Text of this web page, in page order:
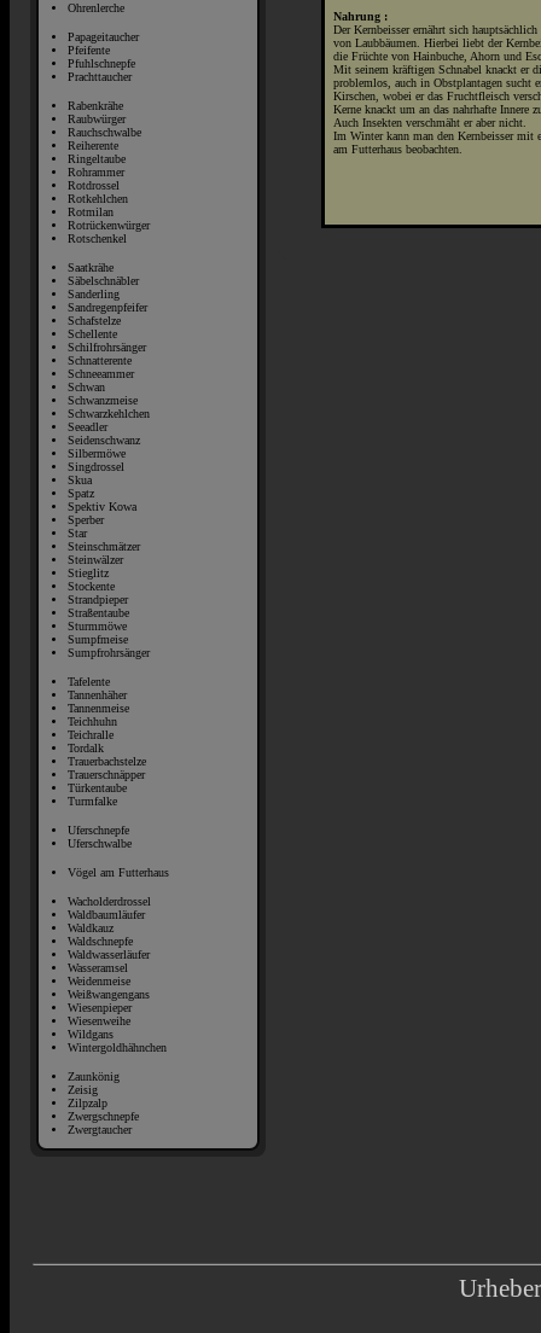
Ohrenlerche
Papageitaucher
Pfeifente
Pfuhlschnepfe
Prachttaucher
Rabenkrähe
Raubwürger
Rauchschwalbe
Reiherente
Ringeltaube
Rohrammer
Rotdrossel
Rotkehlchen
Rotmilan
Rotrückenwürger
Rotschenkel
Saatkrähe
Säbelschnäbler
Sanderling
Sandregenpfeifer
Schafstelze
Schellente
Schilfrohrsänger
Schnatterente
Schneeammer
Schwan
Schwanzmeise
Schwarzkehlchen
Seeadler
Seidenschwanz
Silbermöwe
Singdrossel
Skua
Spatz
Spektiv Kowa
Sperber
Star
Steinschmätzer
Steinwälzer
Stieglitz
Stockente
Strandpieper
Straßentaube
Sturmmöwe
Sumpfmeise
Sumpfrohrsänger
Tafelente
Tannenhäher
Tannenmeise
Teichhuhn
Teichralle
Tordalk
Trauerbachstelze
Trauerschnäpper
Türkentaube
Turmfalke
Uferschnepfe
Uferschwalbe
Vögel am Futterhaus
Wacholderdrossel
Waldbaumläufer
Waldkauz
Waldschnepfe
Waldwasserläufer
Wasseramsel
Weidenmeise
Weißwangengans
Wiesenpieper
Wiesenweihe
Wildgans
Wintergoldhähnchen
Zaunkönig
Zeisig
Zilpzalp
Zwergschnepfe
Zwergtaucher
Nahrung :
Der Kernbeisser ernährt sich
von Laubbäumen. Hierbei liebt der
die Früchte von Hainbuche, Ahorn und
Mit seinem kräftigen Schnabel knackt er
problemlos, auch in Obstplantagen sucht
Kirschen, wobei er das Fruchtfleisch
Kerne knackt um an das nahrhafte Innere
Auch Insekten verschmäht er aber nicht.
Im Winter kann man den Kernbeisser mit
am Futterhaus beobachten.